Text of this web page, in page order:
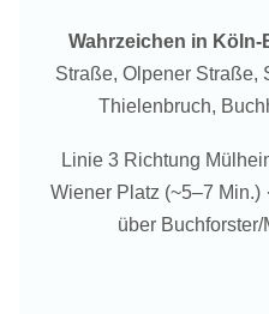
Wahrzeichen in Köln-
Straße, Olpener Straße,
Thielenbruch,
Linie 3 Richtung
Wiener Platz (~5–7 Min.)
über